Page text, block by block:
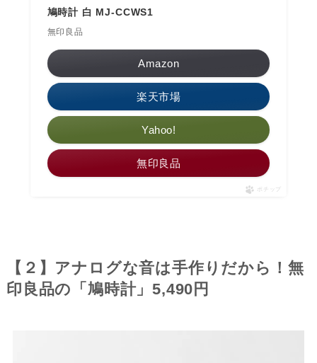
鳩時計 白 MJ-CCWS1
無印良品
Amazon
楽天市場
Yahoo!
無印良品
ポチップ
【２】アナログな音は手作りだから！無
印良品の「鳩時計」5,490円